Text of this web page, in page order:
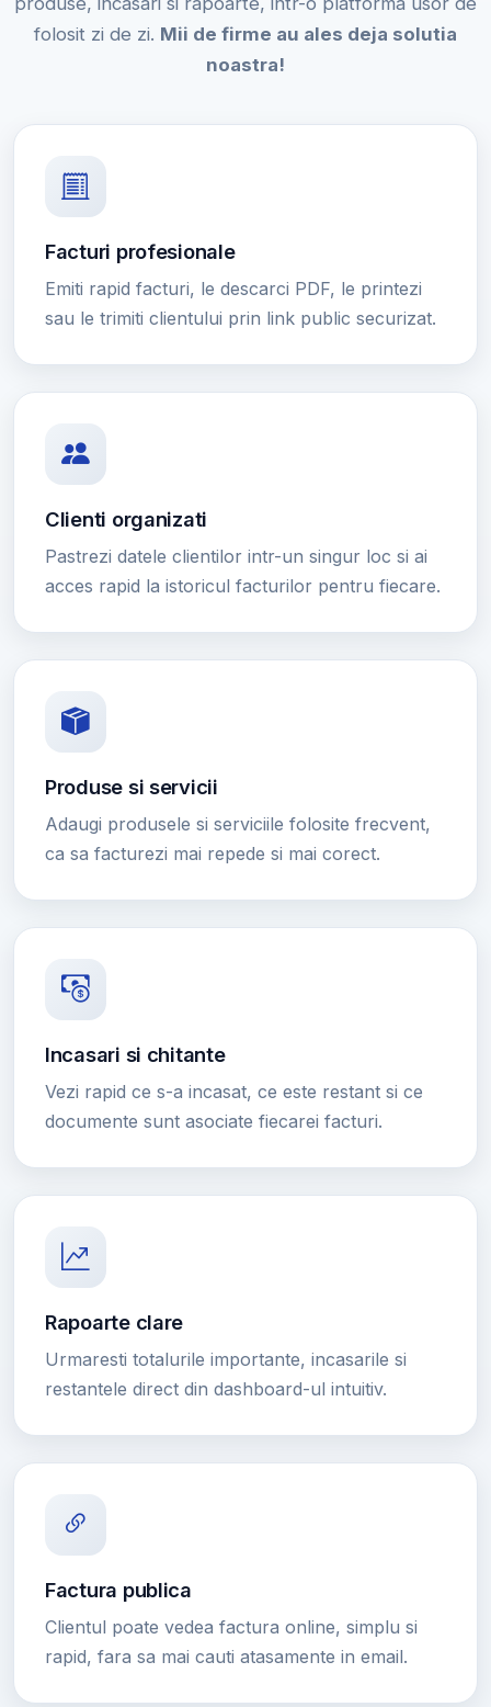
folosit zi de zi. Mii de firme au ales deja solutia
noastra!
Facturi profesionale
Emiti rapid facturi, le descarci PDF, le printezi
sau le trimiti clientului prin link public securizat.
Clienti organizati
Pastrezi datele clientilor intr-un singur loc si ai
acces rapid la istoricul facturilor pentru fiecare.
Produse si servicii
Adaugi produsele si serviciile folosite frecvent,
ca sa facturezi mai repede si mai corect.
Incasari si chitante
Vezi rapid ce s-a incasat, ce este restant si ce
documente sunt asociate fiecarei facturi.
Rapoarte clare
Urmaresti totalurile importante, incasarile si
restantele direct din dashboard-ul intuitiv.
Factura publica
Clientul poate vedea factura online, simplu si
rapid, fara sa mai cauti atasamente in email.